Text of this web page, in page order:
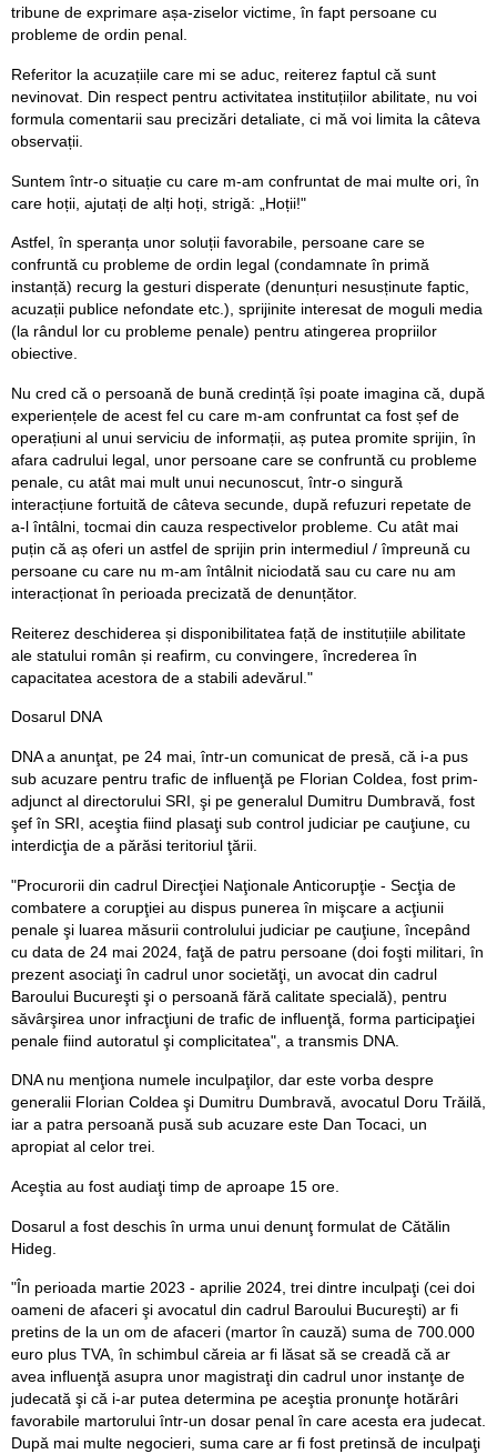
tribune de exprimare așa-ziselor victime, în fapt persoane cu
probleme de ordin penal.
Referitor la acuzațiile care mi se aduc, reiterez faptul că sunt
nevinovat. Din respect pentru activitatea instituțiilor abilitate, nu voi
formula comentarii sau precizări detaliate, ci mă voi limita la câteva
observații.
Suntem într-o situație cu care m-am confruntat de mai multe ori, în
care hoții, ajutați de alți hoți, strigă: „Hoții!"
Astfel, în speranța unor soluții favorabile, persoane care se
confruntă cu probleme de ordin legal (condamnate în primă
instanță) recurg la gesturi disperate (denunțuri nesusținute faptic,
acuzații publice nefondate etc.), sprijinite interesat de moguli media
(la rândul lor cu probleme penale) pentru atingerea propriilor
obiective.
Nu cred că o persoană de bună credință își poate imagina că, după
experiențele de acest fel cu care m-am confruntat ca fost șef de
operațiuni al unui serviciu de informații, aș putea promite sprijin, în
afara cadrului legal, unor persoane care se confruntă cu probleme
penale, cu atât mai mult unui necunoscut, într-o singură
interacțiune fortuită de câteva secunde, după refuzuri repetate de
a-l întâlni, tocmai din cauza respectivelor probleme. Cu atât mai
puțin că aș oferi un astfel de sprijin prin intermediul / împreună cu
persoane cu care nu m-am întâlnit niciodată sau cu care nu am
interacționat în perioada precizată de denunțător.
Reiterez deschiderea și disponibilitatea față de instituțiile abilitate
ale statului român și reafirm, cu convingere, încrederea în
capacitatea acestora de a stabili adevărul."
Dosarul DNA
DNA a anunţat, pe 24 mai, într-un comunicat de presă, că i-a pus
sub acuzare pentru trafic de influenţă pe Florian Coldea, fost prim-
adjunct al directorului SRI, şi pe generalul Dumitru Dumbravă, fost
şef în SRI, aceştia fiind plasaţi sub control judiciar pe cauţiune, cu
interdicţia de a părăsi teritoriul ţării.
"Procurorii din cadrul Direcţiei Naţionale Anticorupţie - Secţia de
combatere a corupţiei au dispus punerea în mişcare a acţiunii
penale şi luarea măsurii controlului judiciar pe cauţiune, începând
cu data de 24 mai 2024, faţă de patru persoane (doi foşti militari, în
prezent asociaţi în cadrul unor societăţi, un avocat din cadrul
Baroului Bucureşti şi o persoană fără calitate specială), pentru
săvârşirea unor infracţiuni de trafic de influenţă, forma participaţiei
penale fiind autoratul şi complicitatea", a transmis DNA.
DNA nu menţiona numele inculpaţilor, dar este vorba despre
generalii Florian Coldea şi Dumitru Dumbravă, avocatul Doru Trăilă,
iar a patra persoană pusă sub acuzare este Dan Tocaci, un
apropiat al celor trei.
Aceştia au fost audiaţi timp de aproape 15 ore.
Dosarul a fost deschis în urma unui denunţ formulat de Cătălin
Hideg.
"În perioada martie 2023 - aprilie 2024, trei dintre inculpaţi (cei doi
oameni de afaceri şi avocatul din cadrul Baroului Bucureşti) ar fi
pretins de la un om de afaceri (martor în cauză) suma de 700.000
euro plus TVA, în schimbul căreia ar fi lăsat să se creadă că ar
avea influenţă asupra unor magistraţi din cadrul unor instanţe de
judecată şi că i-ar putea determina pe aceştia pronunţe hotărâri
favorabile martorului într-un dosar penal în care acesta era judecat.
După mai multe negocieri, suma care ar fi fost pretinsă de inculpaţi